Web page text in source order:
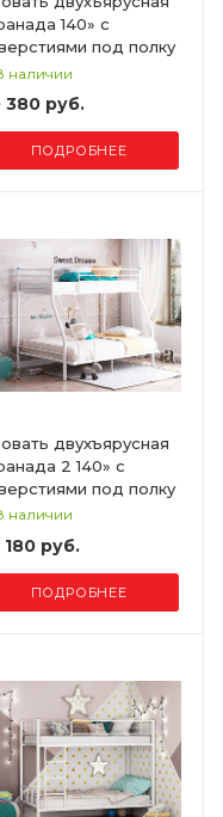
140» с
под полку
наличии
380 руб.
ПОДРОБНЕЕ
двухъярусная
2 140» с
под полку
наличии
180 руб.
ПОДРОБНЕЕ